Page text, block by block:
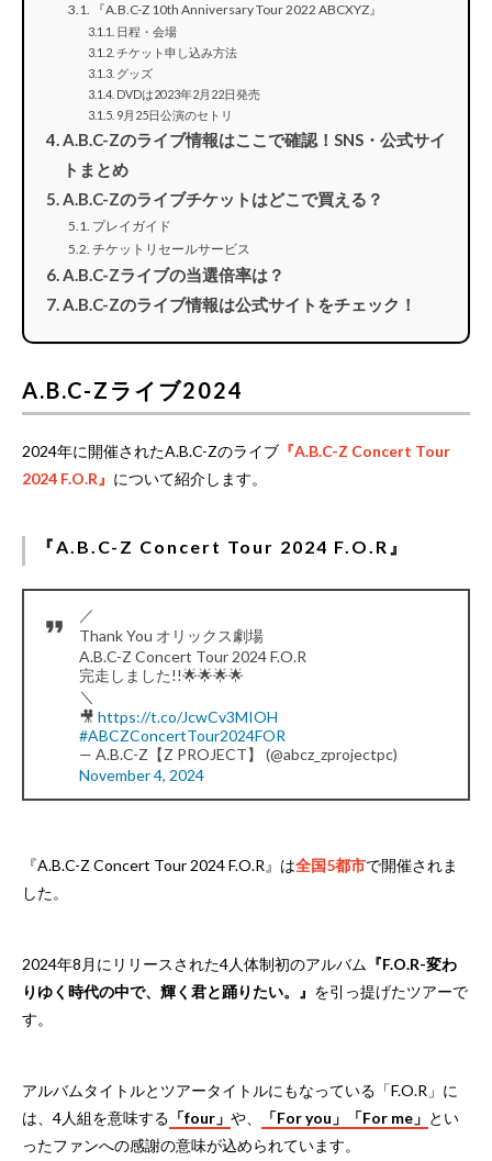
『A.B.C-Z 10th Anniversary Tour 2022 ABCXYZ』
日程・会場
チケット申し込み方法
グッズ
DVDは2023年2月22日発売
9月25日公演のセトリ
A.B.C-Zのライブ情報はここで確認！SNS・公式サイ
トまとめ
A.B.C-Zのライブチケットはどこで買える？
プレイガイド
チケットリセールサービス
A.B.C-Zライブの当選倍率は？
A.B.C-Zのライブ情報は公式サイトをチェック！
A.B.C-Zライブ2024
2024年に開催されたA.B.C-Zのライブ 『A.B.C-Z Concert Tour
2024 F.O.R』 について紹介します。
『A.B.C-Z Concert Tour 2024 F.O.R』
／
Thank You オリックス劇場
A.B.C-Z Concert Tour 2024 F.O.R
完走しました!!🌟🌟🌟🌟
＼
🎥 https://t.co/JcwCv3MIOH
#ABCZConcertTour2024FOR
— A.B.C-Z【Z PROJECT】 (@abcz_zprojectpc)
November 4, 2024
『A.B.C-Z Concert Tour 2024 F.O.R』は全国5都市で開催されま
した。
2024年8月にリリースされた4人体制初のアルバム 『F.O.R-変わ
りゆく時代の中で、輝く君と踊りたい。』 を引っ提げたツアーで
す。
アルバムタイトルとツアータイトルにもなっている「F.O.R」に
は、4人組を意味する 「four」 や、 「For you」「For me」 とい
ったファンへの感謝の意味が込められています。